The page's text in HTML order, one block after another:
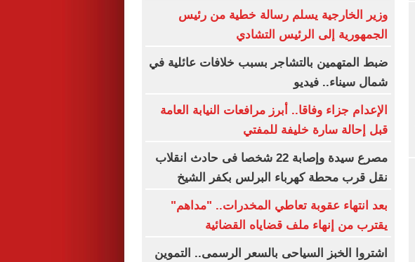
وزير الخارجية يسلم رسالة خطية من رئيس
الجمهورية إلى الرئيس التشادي
ضبط المتهمين بالتشاجر بسبب خلافات عائلية في
شمال سيناء.. فيديو
الإعدام جزاء وفاقا.. أبرز مرافعات النيابة العامة
قبل إحالة سارة خليفة للمفتي
مصرع سيدة وإصابة 22 شخصا فى حادث انقلاب
نقل قرب محطة كهرباء البرلس بكفر الشيخ
بعد انتهاء عقوبة تعاطي المخدرات.. "مداهم"
يقترب من إنهاء ملف قضاياه القضائية
اشتروا الخبز السياحى بالسعر الرسمى.. التموين